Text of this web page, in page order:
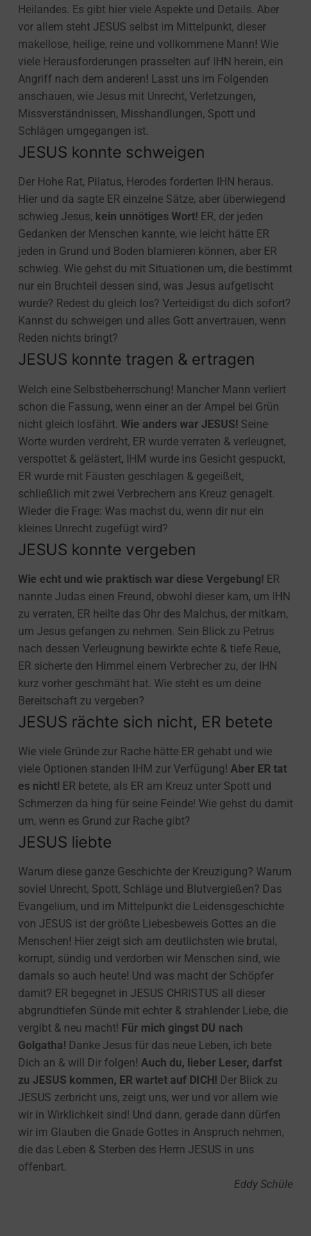
Heilandes. Es gibt hier viele Aspekte und Details. Aber
vor allem steht JESUS selbst im Mittelpunkt, dieser
makellose, heilige, reine und vollkommene Mann! Wie
viele Herausforderungen prasselten auf IHN herein, ein
Angriff nach dem anderen! Lasst uns im Folgenden
anschauen, wie Jesus mit Unrecht, Verletzungen,
Missverständnissen, Misshandlungen, Spott und
Schlägen umgegangen ist.
JESUS konnte schweigen
Der Hohe Rat, Pilatus, Herodes forderten IHN heraus.
Hier und da sagte ER einzelne Sätze, aber überwiegend
schwieg Jesus, kein unnötiges Wort! ER, der jeden
Gedanken der Menschen kannte, wie leicht hätte ER
jeden in Grund und Boden blamieren können, aber ER
schwieg. Wie gehst du mit Situationen um, die bestimmt
nur ein Bruchteil dessen sind, was Jesus aufgetischt
wurde? Redest du gleich los? Verteidigst du dich sofort?
Kannst du schweigen und alles Gott anvertrauen, wenn
Reden nichts bringt?
JESUS konnte tragen & ertragen
Welch eine Selbstbeherrschung! Mancher Mann verliert
schon die Fassung, wenn einer an der Ampel bei Grün
nicht gleich losfährt. Wie anders war JESUS! Seine
Worte wurden verdreht, ER wurde verraten & verleugnet,
verspottet & gelästert, IHM wurde ins Gesicht gespuckt,
ER wurde mit Fäusten geschlagen & gegeißelt,
schließlich mit zwei Verbrechern ans Kreuz genagelt.
Wieder die Frage: Was machst du, wenn dir nur ein
kleines Unrecht zugefügt wird?
JESUS konnte vergeben
Wie echt und wie praktisch war diese Vergebung! ER
nannte Judas einen Freund, obwohl dieser kam, um IHN
zu verraten, ER heilte das Ohr des Malchus, der mitkam,
um Jesus gefangen zu nehmen. Sein Blick zu Petrus
nach dessen Verleugnung bewirkte echte & tiefe Reue,
ER sicherte den Himmel einem Verbrecher zu, der IHN
kurz vorher geschmäht hat. Wie steht es um deine
Bereitschaft zu vergeben?
JESUS rächte sich nicht, ER betete
Wie viele Gründe zur Rache hätte ER gehabt und wie
viele Optionen standen IHM zur Verfügung! Aber ER tat
es nicht! ER betete, als ER am Kreuz unter Spott und
Schmerzen da hing für seine Feinde! Wie gehst du damit
um, wenn es Grund zur Rache gibt?
JESUS liebte
Warum diese ganze Geschichte der Kreuzigung? Warum
soviel Unrecht, Spott, Schläge und Blutvergießen? Das
Evangelium, und im Mittelpunkt die Leidensgeschichte
von JESUS ist der größte Liebesbeweis Gottes an die
Menschen! Hier zeigt sich am deutlichsten wie brutal,
korrupt, sündig und verdorben wir Menschen sind, wie
damals so auch heute! Und was macht der Schöpfer
damit? ER begegnet in JESUS CHRISTUS all dieser
abgrundtiefen Sünde mit echter & strahlender Liebe, die
vergibt & neu macht! Für mich gingst DU nach
Golgatha! Danke Jesus für das neue Leben, ich bete
Dich an & will Dir folgen! Auch du, lieber Leser, darfst
zu JESUS kommen, ER wartet auf DICH! Der Blick zu
JESUS zerbricht uns, zeigt uns, wer und vor allem wie
wir in Wirklichkeit sind! Und dann, gerade dann dürfen
wir im Glauben die Gnade Gottes in Anspruch nehmen,
die das Leben & Sterben des Herrn JESUS in uns
offenbart.
Eddy Schüle